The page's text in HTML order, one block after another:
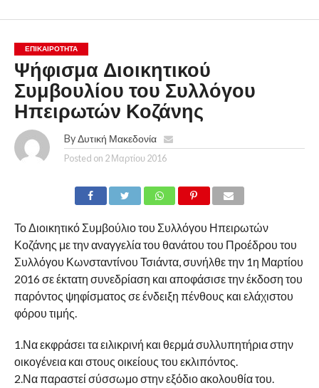
ΕΠΙΚΑΙΡΟΤΗΤΑ
Ψήφισμα Διοικητικού
Συμβουλίου του Συλλόγου
Ηπειρωτών Κοζάνης
By Δυτική Μακεδονία
Posted on 2 Μαρτίου 2016
Το Διοικητικό Συμβούλιο του Συλλόγου Ηπειρωτών
Κοζάνης με την αναγγελία του θανάτου του Προέδρου του
Συλλόγου Κωνσταντίνου Τσιάντα, συνήλθε την 1η Μαρτίου
2016 σε έκτατη συνεδρίαση και αποφάσισε την έκδοση του
παρόντος ψηφίσματος σε ένδειξη πένθους και ελάχιστου
φόρου τιμής.
1.Να εκφράσει τα ειλικρινή και θερμά συλλυπητήρια στην
οικογένεια και στους οικείους του εκλιπόντος.
2.Να παραστεί σύσσωμο στην εξόδιο ακολουθία του.